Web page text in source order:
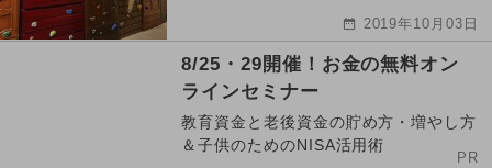
2019年10月03日
8/25・29開催！お金の無料オン
ラインセミナー
教育資金と老後資金の貯め方・増やし方
＆子供のためのNISA活用術
PR